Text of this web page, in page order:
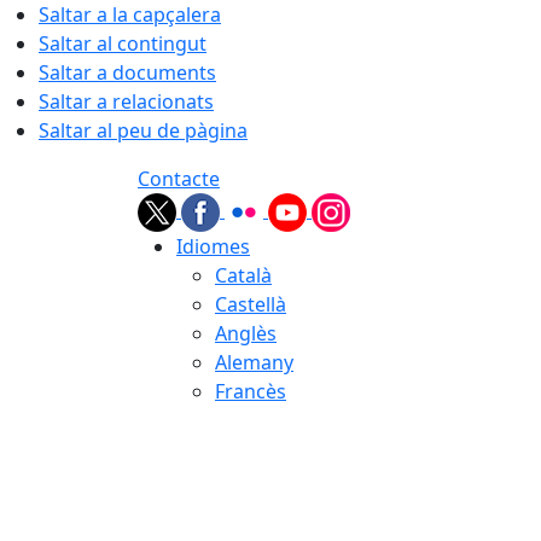
Saltar a la capçalera
Saltar al contingut
Saltar a documents
Saltar a relacionats
Saltar al peu de pàgina
Contacte
Idiomes
Català
Castellà
Anglès
Alemany
Francès